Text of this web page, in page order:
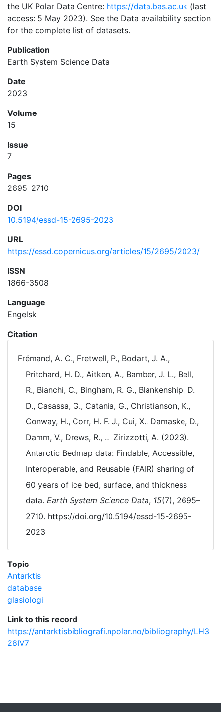
the UK Polar Data Centre: https://data.bas.ac.uk (last
access: 5 May 2023​​​​​​​). See the Data availability section
for the complete list of datasets.
Publication
Earth System Science Data
Date
2023
Volume
15
Issue
7
Pages
2695–2710
DOI
10.5194/essd-15-2695-2023
URL
https://essd.copernicus.org/articles/15/2695/2023/
ISSN
1866-3508
Language
Engelsk
Citation
Frémand, A. C., Fretwell, P., Bodart, J. A.,
Pritchard, H. D., Aitken, A., Bamber, J. L., Bell,
R., Bianchi, C., Bingham, R. G., Blankenship, D.
D., Casassa, G., Catania, G., Christianson, K.,
Conway, H., Corr, H. F. J., Cui, X., Damaske, D.,
Damm, V., Drews, R., … Zirizzotti, A. (2023).
Antarctic Bedmap data: Findable, Accessible,
Interoperable, and Reusable (FAIR) sharing of
60 years of ice bed, surface, and thickness
data. Earth System Science Data, 15(7), 2695–
2710. https://doi.org/10.5194/essd-15-2695-
2023
Topic
Antarktis
database
glasiologi
Link to this record
https://antarktisbibliografi.npolar.no/bibliography/LH3
28IV7